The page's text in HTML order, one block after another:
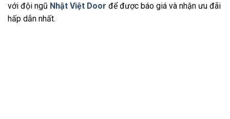
với đội ngũ Nhật Việt Door để được báo giá và nhận ưu đãi
hấp dẫn nhất.